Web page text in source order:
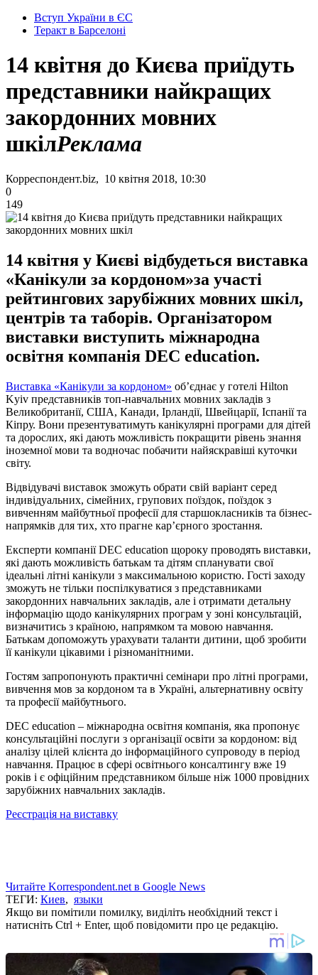
Вступ України в ЄС
Теракт в Барселоні
14 квітня до Києва приїдуть
представники найкращих
закордонних мовних
шкілРеклама
Корреспондент.biz, 10 квітня 2018, 10:30
0
149
14 квітня у Києві відбудеться виставка
«Канікули за кордоном»за участі
рейтингових зарубіжних мовних шкіл,
центрів та таборів. Організатором
виставки виступить міжнародна
освітня компанія DEC education.
Виставка «Канікули за кордоном» об’єднає у готелі Hilton
Kyiv представників топ-навчальних мовних закладів з
Великобританії, США, Канади, Ірландії, Швейцарії, Іспанії та
Кіпру. Вони презентуватимуть канікулярні програми для дітей
та дорослих, які дають можливість покращити рівень знання
іноземної мови та водночас побачити найяскравіші куточки
світу.
Відвідувачі виставок зможуть обрати свій варіант серед
індивідуальних, сімейних, групових поїздок, поїздок з
вивченням майбутньої професії для старшокласників та бізнес-
напрямків для тих, хто прагне кар’єрного зростання.
Експерти компанії DEC education щороку проводять виставки,
які дають можливість батькам та дітям спланувати свої
ідеальні літні канікули з максимальною користю. Гості заходу
зможуть не тільки поспілкуватися з представниками
закордонних навчальних закладів, але і отримати детальну
інформацію щодо канікулярних програм у зоні консультацій,
визначитись з країною, напрямком та мовою навчання.
Батькам допоможуть урахувати таланти дитини, щоб зробити
її канікули цікавими і різноманітними.
Гостям запропонують практичні семінари про літні програми,
вивчення мов за кордоном та в Україні, альтернативну освіту
та професії майбутнього.
DEC education – міжнародна освітня компанія, яка пропонує
консультаційні послуги з організації освіти за кордоном: від
аналізу цілей клієнта до інформаційного супроводу в період
навчання. Працює в сфері освітнього консалтингу вже 19
років і є офіційним представником більше ніж 1000 провідних
зарубіжних навчальних закладів.
Реєстрація на виставку
Читайте Korrespondent.net в Google News
ТЕГИ: Киев, языки
Якщо ви помітили помилку, виділіть необхідний текст і
натисніть Ctrl + Enter, щоб повідомити про це редакцію.